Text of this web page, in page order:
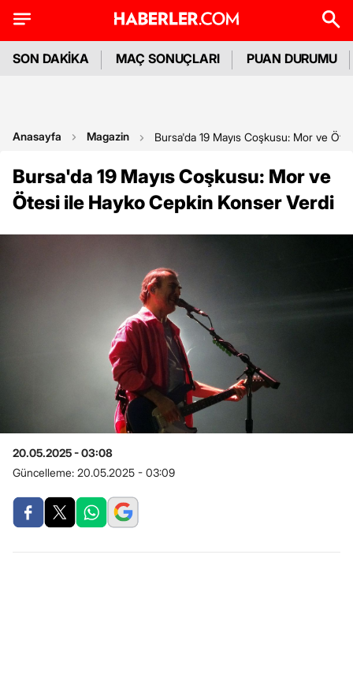
SON DAKİKA MAÇ SONUÇLARI PUAN DURUMU
Anasayfa Magazin Bursa'da 19 Mayıs Coşkusu: Mor ve
Bursa'da 19 Mayıs Coşkusu: Mor ve
Ötesi ile Hayko Cepkin Konser Verdi
20.05.2025 - 03:08
Güncelleme: 20.05.2025 - 03:09